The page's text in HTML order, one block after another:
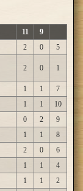
11
9
2 0 5
2 0 1
1 1
7
1 1
10
0 2
9
1 1
8
2 0
6
1 1
4
1 1
2